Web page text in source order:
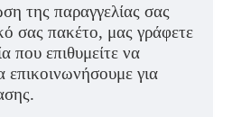
της παραγγελίας σας
σας πακέτο, μας γράφετε
που επιθυμείτε να
για